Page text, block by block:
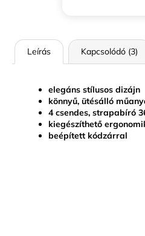
Leírás Kapcsolódó (3)
elegáns stílusos dizájn
könnyű, ütésálló
4 csendes, strapabíró
kiegészíthető
beépített kódzárral